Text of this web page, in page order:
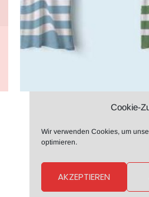
Cookie-
Wir verwenden Cookies, um
optimieren.
AKZEPTIEREN